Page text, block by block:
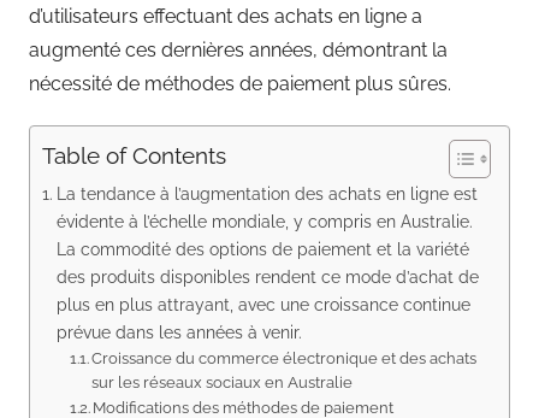
d’utilisateurs effectuant des achats en ligne a
augmenté ces dernières années, démontrant la
nécessité de méthodes de paiement plus sûres.
Table of Contents
La tendance à l’augmentation des achats en ligne est
évidente à l’échelle mondiale, y compris en Australie.
La commodité des options de paiement et la variété
des produits disponibles rendent ce mode d’achat de
plus en plus attrayant, avec une croissance continue
prévue dans les années à venir.
Croissance du commerce électronique et des achats
sur les réseaux sociaux en Australie
Modifications des méthodes de paiement